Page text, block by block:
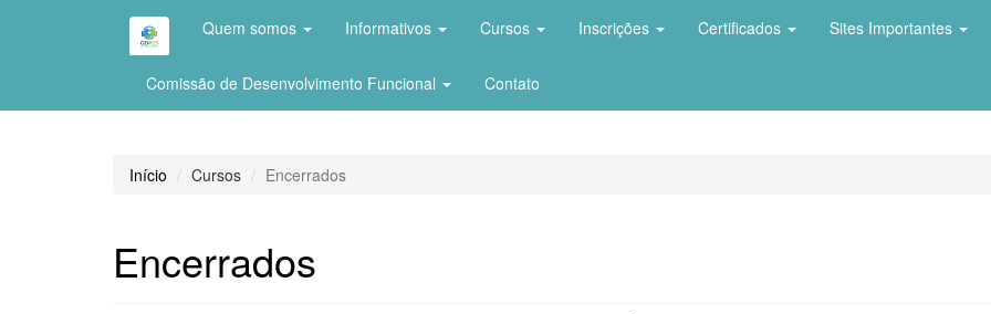
Quem somos Informativos Cursos Inscrições Certificados Sites Importantes
Comissão de Desenvolvimento Funcional Contato
Início Cursos Encerrados
Encerrados